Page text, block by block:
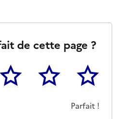
de cette page ?
3 4 5
Parfait !